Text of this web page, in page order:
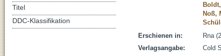
Noß,
Erschienen in:
Rna
Verlagsangabe:
Cold
Titel
DDC-Klassifikation